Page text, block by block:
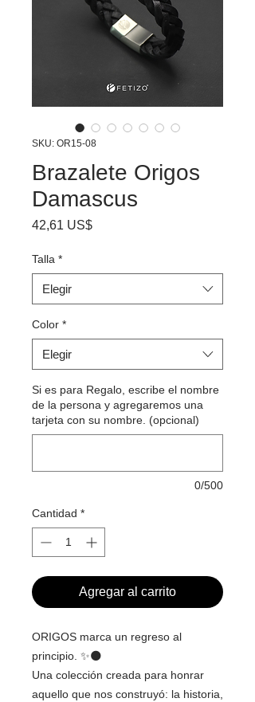
SKU: OR15-08
Brazalete Origos
Damascus
42,61 US$Precio
Talla *
Elegir
Color *
Elegir
Si es para Regalo, escribe el nombre
de la persona y agregaremos una
tarjeta con su nombre. (opcional)
0/500
Cantidad *
Agregar al carrito
ORIGOS marca un regreso al
principio. ✨🌑
Una colección creada para honrar
aquello que nos construyó: la historia,